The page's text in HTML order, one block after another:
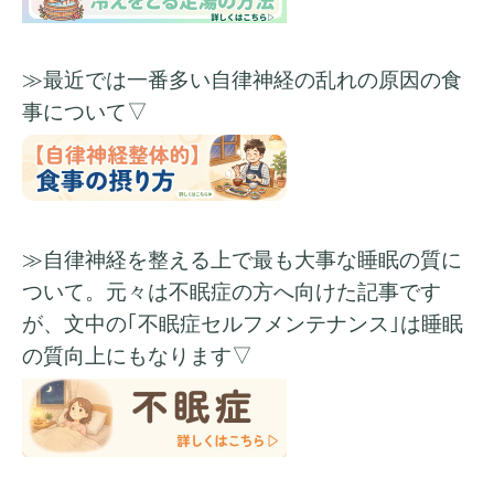
≫最近では一番多い自律神経の乱れの原因の食
事について▽
≫自律神経を整える上で最も大事な睡眠の質に
ついて。元々は不眠症の方へ向けた記事です
が、文中の｢不眠症セルフメンテナンス｣は睡眠
の質向上にもなります▽